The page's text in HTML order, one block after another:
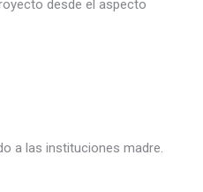
desde el aspecto
a las instituciones madre.